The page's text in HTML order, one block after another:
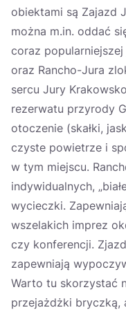
obiektami są Zajazd
można m.in. oddać
coraz
oraz Rancho-Jura
sercu Jury
rezerwatu przyrody
otoczenie (skałki,
czyste powietrze i
w tym miejscu.
indywidualnych,
wycieczki.
wszelakich imprez
czy konferencji.
zapewniają
Warto tu skorzystać
przejażdżki bryczką,